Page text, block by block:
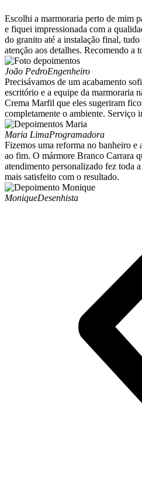
Escolhi a marmoraria perto de mim
e fiquei impressionada com a
do granito até a instalação final,
atenção aos detalhes. Recomendo a
João PedroEngenheiro
Precisávamos de um acabamento
escritório e a equipe da marmoraria
Crema Marfil que eles sugeriram
completamente o ambiente. Serviço
Maria LimaProgramadora
Fizemos uma reforma no banheiro
ao fim. O mármore Branco Carrara
atendimento personalizado fez toda
mais satisfeito com o resultado.
MoniqueDesenhista